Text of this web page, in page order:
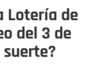
Lotería de
del 3 de